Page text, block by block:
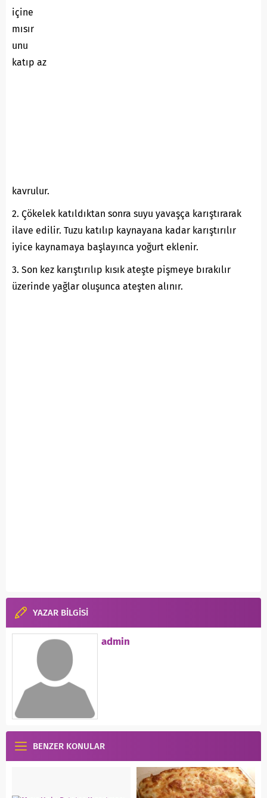
içine
mısır
unu
katıp az
kavrulur.
2. Çökelek katıldıktan sonra suyu yavaşça karıştırarak
ilave edilir. Tuzu katılıp kaynayana kadar karıştırılır
iyice kaynamaya başlayınca yoğurt eklenir.
3. Son kez karıştırılıp kısık ateşte pişmeye bırakılır
üzerinde yağlar oluşunca ateşten alınır.
YAZAR BİLGİSİ
admin
BENZER KONULAR